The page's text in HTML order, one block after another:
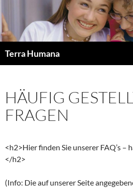
Inhalt
springen
Terra Humana
HÄUFIG
FRAGEN
<h2>Hier finden Sie unserer FAQ’s –
</h2>
(Info: Die auf unserer Seite